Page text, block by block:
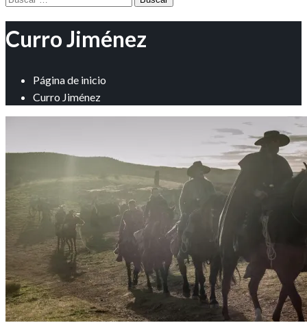
Curro Jiménez
Página de inicio
Curro Jiménez